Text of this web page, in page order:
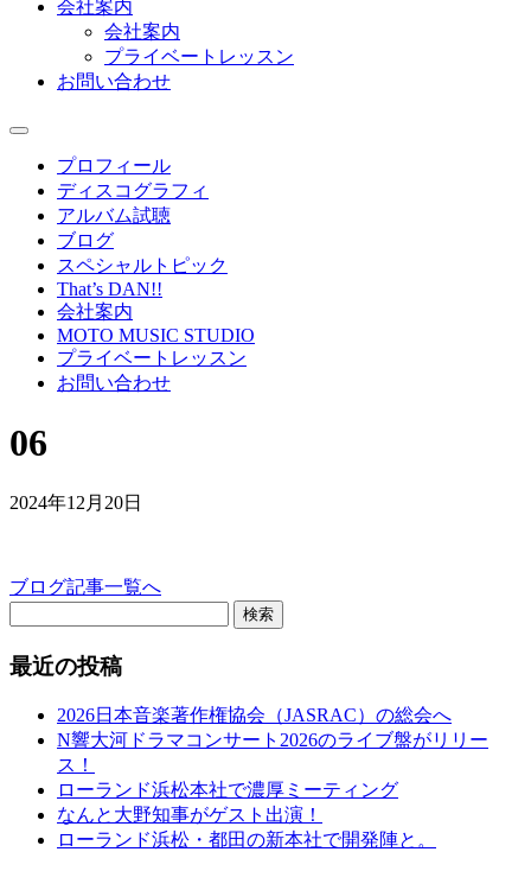
会社案内
会社案内
プライベートレッスン
お問い合わせ
プロフィール
ディスコグラフィ
アルバム試聴
ブログ
スペシャルトピック
That’s DAN!!
会社案内
MOTO MUSIC STUDIO
プライベートレッスン
お問い合わせ
06
2024年12月20日
ブログ記事一覧へ
検索
最近の投稿
2026日本音楽著作権協会（JASRAC）の総会へ
N響大河ドラマコンサート2026のライブ盤がリリー
ス！
ローランド浜松本社で濃厚ミーティング
なんと大野知事がゲスト出演！
ローランド浜松・都田の新本社で開発陣と。